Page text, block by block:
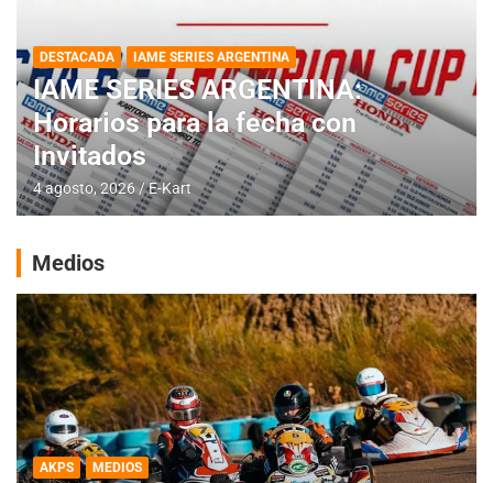
DESTACADA IAME SERIES ARGENTINA
IAME SERIES ARGENTINA:
Horarios para la fecha con
Invitados
4 agosto, 2026 E-Kart
Medios
AKPS MEDIOS